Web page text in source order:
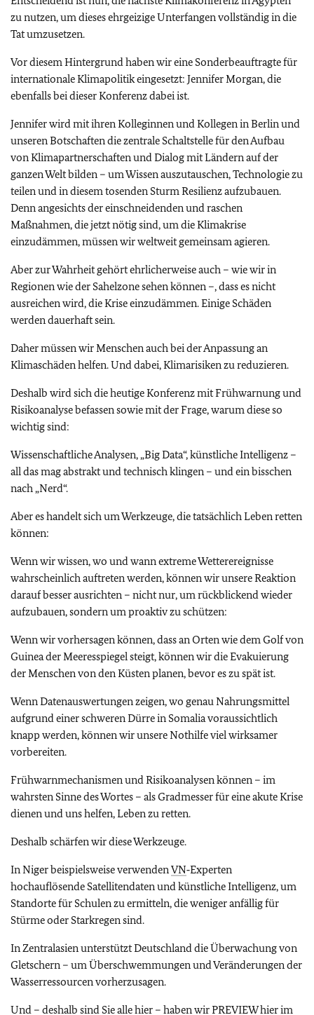
zu nutzen, um dieses ehrgeizige Unterfangen vollständig in die
Tat umzusetzen.
Vor diesem Hintergrund haben wir eine Sonderbeauftragte für
internationale Klimapolitik eingesetzt: Jennifer Morgan, die
ebenfalls bei dieser Konferenz dabei ist.
Jennifer wird mit ihren Kolleginnen und Kollegen in Berlin und
unseren Botschaften die zentrale Schaltstelle für den Aufbau
von Klimapartnerschaften und Dialog mit Ländern auf der
ganzen Welt bilden – um Wissen auszutauschen, Technologie zu
teilen und in diesem tosenden Sturm Resilienz aufzubauen.
Denn angesichts der einschneidenden und raschen
Maßnahmen, die jetzt nötig sind, um die Klimakrise
einzudämmen, müssen wir weltweit gemeinsam agieren.
Aber zur Wahrheit gehört ehrlicherweise auch – wie wir in
Regionen wie der Sahelzone sehen können –, dass es nicht
ausreichen wird, die Krise einzudämmen. Einige Schäden
werden dauerhaft sein.
Daher müssen wir Menschen auch bei der Anpassung an
Klimaschäden helfen. Und dabei, Klimarisiken zu reduzieren.
Deshalb wird sich die heutige Konferenz mit Frühwarnung und
Risikoanalyse befassen sowie mit der Frage, warum diese so
wichtig sind:
Wissenschaftliche Analysen, „Big Data“, künstliche Intelligenz –
all das mag abstrakt und technisch klingen – und ein bisschen
nach „Nerd“.
Aber es handelt sich um Werkzeuge, die tatsächlich Leben retten
können:
Wenn wir wissen, wo und wann extreme Wetterereignisse
wahrscheinlich auftreten werden, können wir unsere Reaktion
darauf besser ausrichten – nicht nur, um rückblickend wieder
aufzubauen, sondern um proaktiv zu schützen:
Wenn wir vorhersagen können, dass an Orten wie dem Golf von
Guinea der Meeresspiegel steigt, können wir die Evakuierung
der Menschen von den Küsten planen, bevor es zu spät ist.
Wenn Datenauswertungen zeigen, wo genau Nahrungsmittel
aufgrund einer schweren Dürre in Somalia voraussichtlich
knapp werden, können wir unsere Nothilfe viel wirksamer
vorbereiten.
Frühwarnmechanismen und Risikoanalysen können – im
wahrsten Sinne des Wortes – als Gradmesser für eine akute Krise
dienen und uns helfen, Leben zu retten.
Deshalb schärfen wir diese Werkzeuge.
In Niger beispielsweise verwendenVN‑Experten
hochauflösende Satellitendaten und künstliche Intelligenz, um
Standorte für Schulen zu ermitteln, die weniger anfällig für
Stürme oder Starkregen sind.
In Zentralasien unterstützt Deutschland die Überwachung von
Gletschern – um Überschwemmungen und Veränderungen der
Wasserressourcen vorherzusagen.
Und – deshalb sind Sie alle hier – haben wir PREVIEW hier im